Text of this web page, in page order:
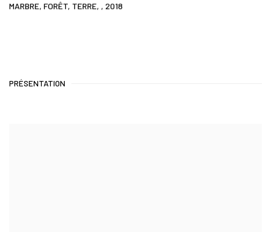
MARBRE, FORÊT, TERRE, , 2018
PRÉSENTATION